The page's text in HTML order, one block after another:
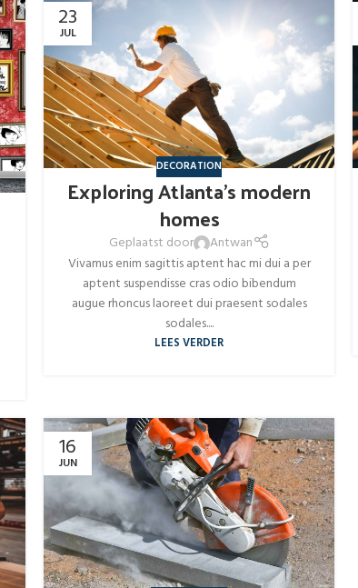
23
JUL
DECORATION
Exploring Atlanta’s modern
homes
Geplaatst door
Antwan
Vivamus enim sagittis aptent hac mi dui a per
aptent suspendisse cras odio bibendum
augue rhoncus laoreet dui praesent sodales
sodales....
LEES VERDER
16
JUN